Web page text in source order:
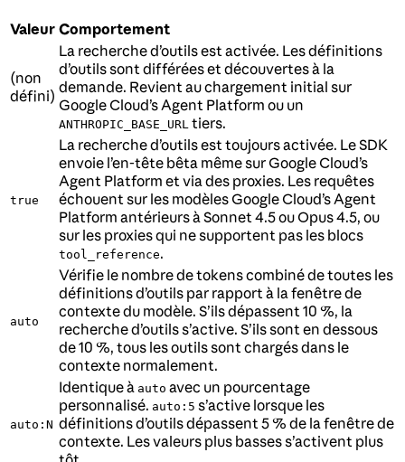
Valeur Comportement
(non
défini)
La recherche d’outils est activée. Les définitions
d’outils sont différées et découvertes à la
demande. Revient au chargement initial sur
Google Cloud’s Agent Platform ou un
ANTHROPIC_BASE_URL tiers.
true
La recherche d’outils est toujours activée. Le SDK
envoie l’en-tête bêta même sur Google Cloud’s
Agent Platform et via des proxies. Les requêtes
échouent sur les modèles Google Cloud’s Agent
Platform antérieurs à Sonnet 4.5 ou Opus 4.5, ou
sur les proxies qui ne supportent pas les blocs
tool_reference.
auto
Vérifie le nombre de tokens combiné de toutes les
définitions d’outils par rapport à la fenêtre de
contexte du modèle. S’ils dépassent 10 %, la
recherche d’outils s’active. S’ils sont en dessous
de 10 %, tous les outils sont chargés dans le
contexte normalement.
auto:N
Identique à auto avec un pourcentage
personnalisé. auto:5 s’active lorsque les
définitions d’outils dépassent 5 % de la fenêtre de
contexte. Les valeurs plus basses s’activent plus